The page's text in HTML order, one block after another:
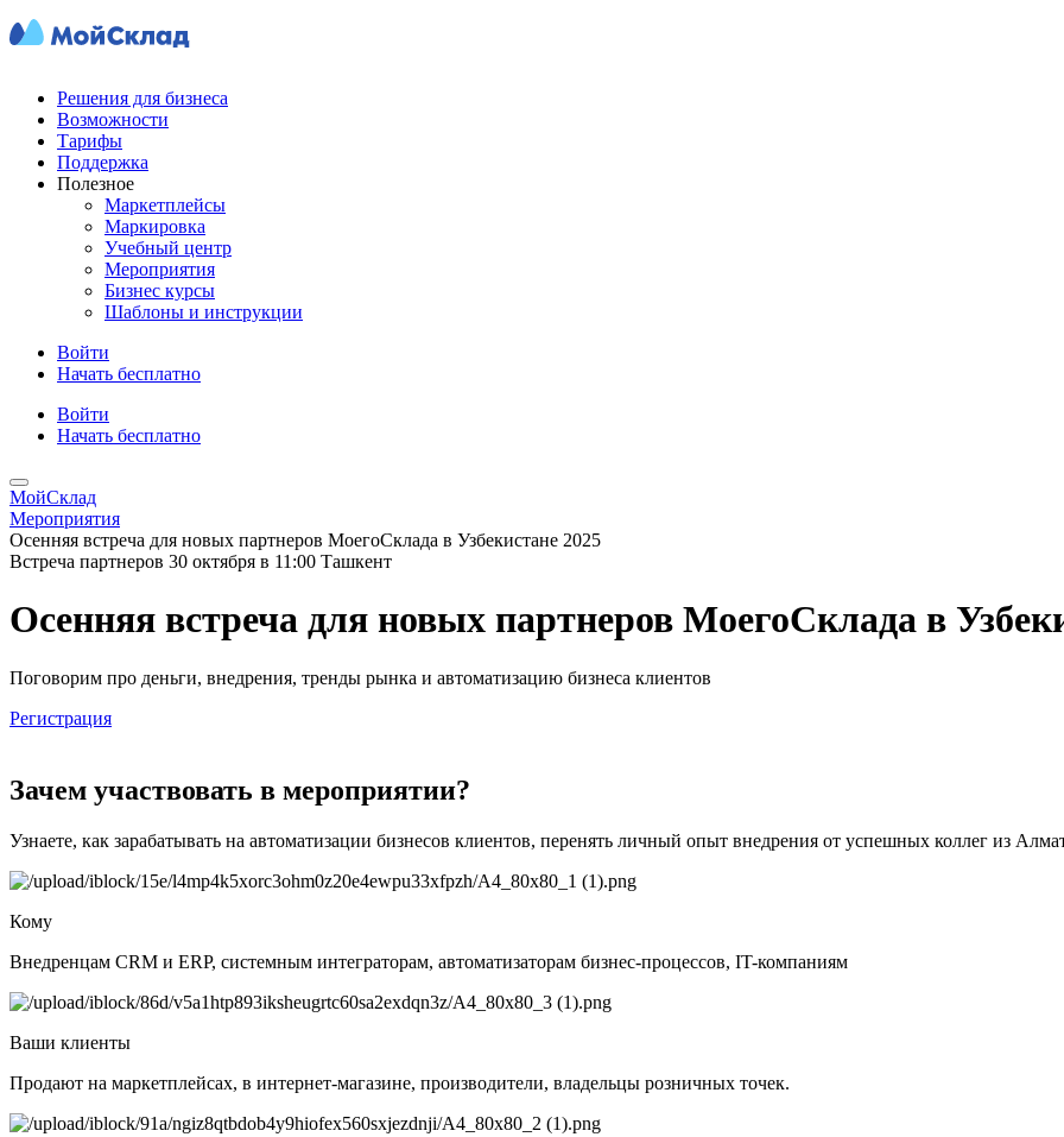
Решения для бизнеса
Возможности
Тарифы
Поддержка
Полезное
Маркетплейсы
Маркировка
Учебный центр
Мероприятия
Бизнес курсы
Шаблоны и инструкции
Войти
Начать бесплатно
Войти
Начать бесплатно
МойСклад
Мероприятия
Осенняя встреча для новых партнеров МоегоСклада в Узбекистане 2025
Встреча партнеров 30 октября в 11:00 Ташкент
Осенняя встреча для новых партнеров МоегоСклада в
Поговорим про деньги, внедрения, тренды рынка и автоматизацию бизнеса клиентов
Регистрация
Зачем участвовать в мероприятии?
Узнаете, как зарабатывать на автоматизации бизнесов клиентов, перенять личный опыт внедрения от успешных коллег из
Кому
Внедренцам CRM и ERP, системным интеграторам, автоматизаторам бизнес-процессов, IT-компаниям
Ваши клиенты
Продают на маркетплейсах, в интернет-магазине, производители, владельцы розничных точек.